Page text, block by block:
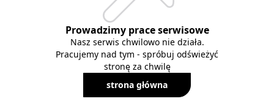
Prowadzimy prace serwisowe
Nasz serwis chwilowo nie działa.
Pracujemy nad tym - spróbuj odświeżyć
stronę za chwilę
strona główna